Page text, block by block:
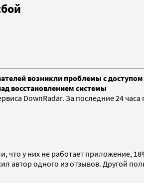
возникли проблемы с
восстановлением системы
DownRadar. За последние 24
у них не работает приложение,
одного из отзывов. Другой